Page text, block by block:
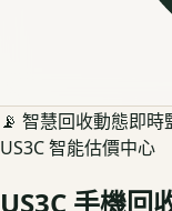
📡 智慧回收動態即時
US3C 智能估價中心
US3C 手機回